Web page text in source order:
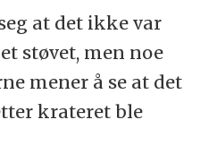
at det ikke var
støvet, men noe
mener å se at det
krateret ble